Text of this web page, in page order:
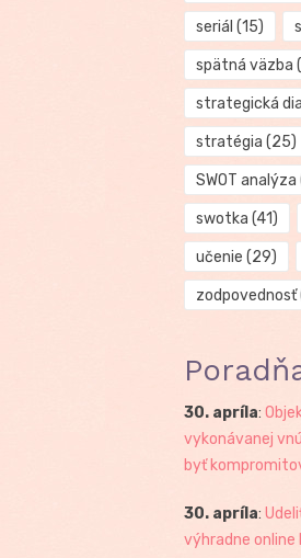
seriál (15)
spätná väzba
strategická
stratégia (25)
SWOT analýza
swotka (41)
učenie (29)
zodpovednosť
30. apríla:
vykonávanej
byť
30. apríla:
výhradne